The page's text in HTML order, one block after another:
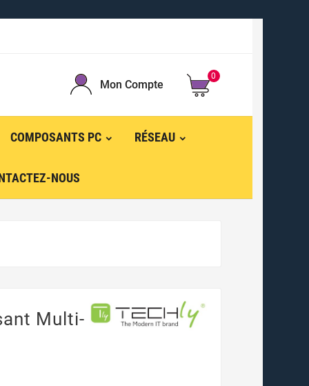
Mon Compte
0
COMPOSANTS PC RÉSEAU
NOUS
Multi-